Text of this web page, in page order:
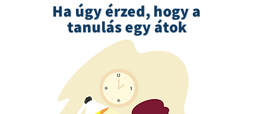
Ha úgy érzed, hogy a
tanulás egy átok